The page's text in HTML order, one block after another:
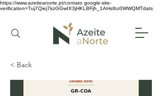
https://www.azeiteanorte.pt/contato google-site-
verification=Tuj7Qiej7kzGGwIX3jHKLBFjh_1AHsIbz0WWQMTdats
< Back